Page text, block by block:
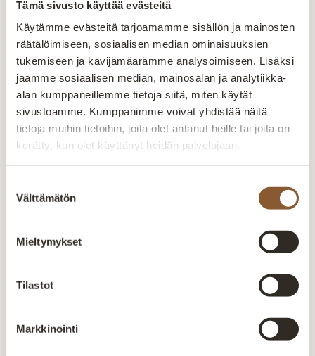
Tämä sivusto käyttää evästeitä
Käytämme evästeitä tarjoamamme sisällön ja mainosten
räätälöimiseen, sosiaalisen median ominaisuuksien
tukemiseen ja kävijämäärämme analysoimiseen. Lisäksi
jaamme sosiaalisen median, mainosalan ja analytiikka-
alan kumppaneillemme tietoja siitä, miten käytät
sivustoamme. Kumppanimme voivat yhdistää näitä
tietoja muihin tietoihin, joita olet antanut heille tai joita on
kerätty, kun olet käyttänyt heidän palvelujaan.
valinta
Välttämätön
Mieltymykset
Tilastot
Markkinointi
Omalla tuotannolla pystytään
seuraamaan laatua ja varmistamaan
tuotteiden kestävyys. Henkilökunnan
ammattitaidolla ja vuosien
kokemuksella pyritään kuuntelemaan
ja räätälöimään tuotteet asiakkaiden
toiveiden mukaan. Yksilöllisesti- tilaan
kuin tilaan. Kaikki valikoimamme
huonekalut valmistetaan Kajaanin
valmistetuista tuotteista. Pidämme
Suomalaista laatutyötä
rakenteissa, materiaaleissa ja viimeistellyissä